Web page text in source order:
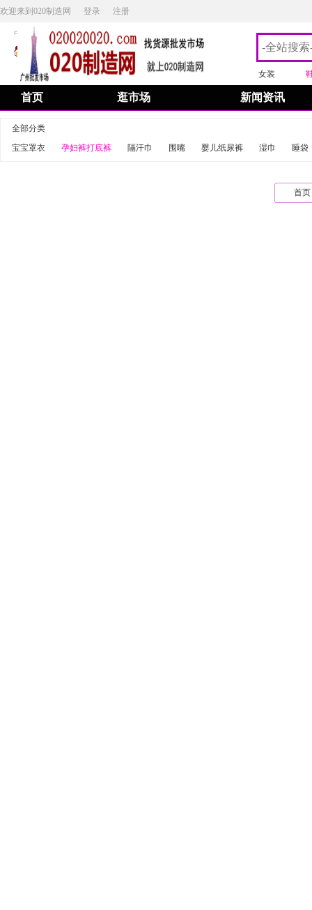
欢迎来到020制造网 登录 注册
中英文切换/Chinese English switching
添加桌面图标 |
加入收藏
女装
首页 逛市场 新闻资讯
全部分类
宝宝罩衣
孕妇裤打底裤 隔汗巾 围嘴 婴儿纸尿裤 湿巾 睡袋
首页